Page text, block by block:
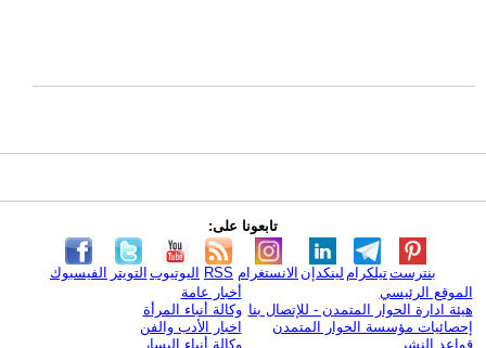
تابعونا على:
الفيسبوك التويتر اليوتيوب RSS الانستغرام لينكدإن تيلكرامبنترست
الموقع الرئيسي
هيئة ادارة الحوار المتمدن - للإتصال بنا
إحصائيات مؤسسة الحوار المتمدن
قواعد النشر
أخبار عامة
وكالة أنباء المرأة
اخبار الأدب والفن
وكالة أنباء اليسار